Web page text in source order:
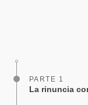
PARTE 1
La rinuncia